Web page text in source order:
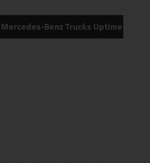
Mercedes‑Benz Trucks Uptime